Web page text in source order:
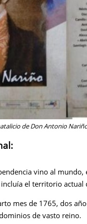
de Don Antonio
vino al
el territorio actual
mes de 1765, dos
de vasto reino.